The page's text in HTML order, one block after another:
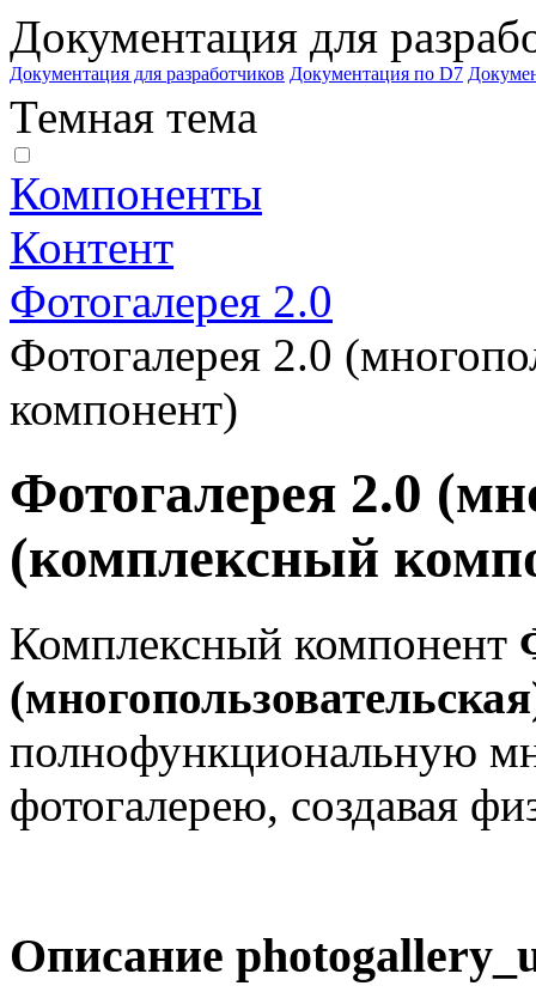
Документация для
Документация для разработчиков Документация по D7
Темная тема
Компоненты
Контент
Фотогалерея 2.0
Фотогалерея 2.0
компонент)
Фотогалерея 2.0
(комплексный
Комплексный компонент
полнофункциональную
фотогалерею, создавая
Описание